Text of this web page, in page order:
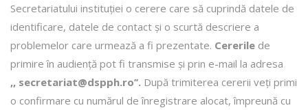
Secretariatului instituției o cerere care să cuprindă datele de
identificare, datele de contact şi o scurtă descriere a
problemelor care urmează a fi prezentate. Cererile de
primire în audienţă pot fi transmise şi prin e-mail la adresa
,, secretariat@dspph.ro’’. După trimiterea cererii veţi primi
o confirmare cu numărul de înregistrare alocat, împreună cu